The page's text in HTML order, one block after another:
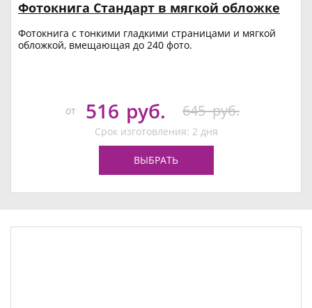
Фотокнига Стандарт в мягкой обложке
Фотокнига с тонкими гладкими страницами и мягкой
обложкой, вмещающая до 240 фото.
от 516 руб. 645 руб.
Срок изготовления: 2 дня
ВЫБРАТЬ